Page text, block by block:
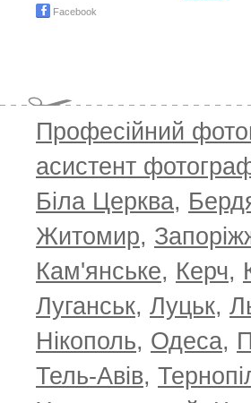
Facebook
Професійний
асистент
Біла Церква,
Житомир,
Кам'янське, Керч,
Луганськ, Луцьк,
Нікополь, Одеса,
Тель-Авів,